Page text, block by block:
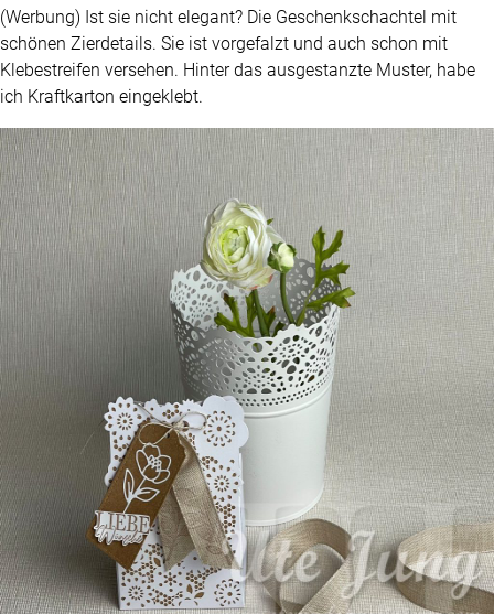
(Werbung) Ist sie nicht elegant? Die Geschenkschachtel mit
schönen Zierdetails. Sie ist vorgefalzt und auch schon mit
Klebestreifen versehen. Hinter das ausgestanzte Muster, habe
ich Kraftkarton eingeklebt.